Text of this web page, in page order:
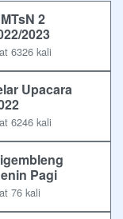
2
2023
6326 kali
Upacara
6246 kali
Pagi
76 kali